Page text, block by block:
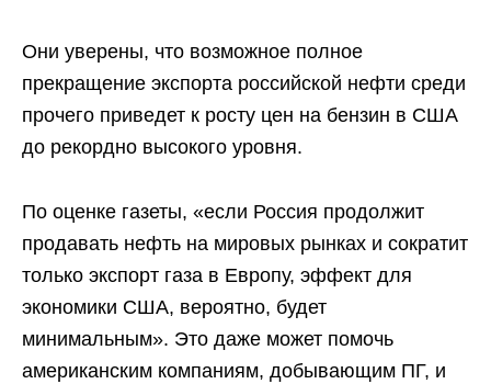
Они уверены, что возможное полное
прекращение экспорта российской нефти среди
прочего приведет к росту цен на бензин в США
до рекордно высокого уровня.
По оценке газеты, «если Россия продолжит
продавать нефть на мировых рынках и сократит
только экспорт газа в Европу, эффект для
экономики США, вероятно, будет
минимальным». Это даже может помочь
американским компаниям, добывающим ПГ, и